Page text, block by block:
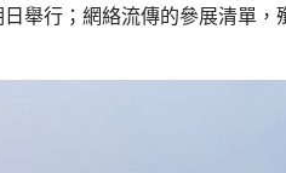
舉行；網絡流傳的參展清單，